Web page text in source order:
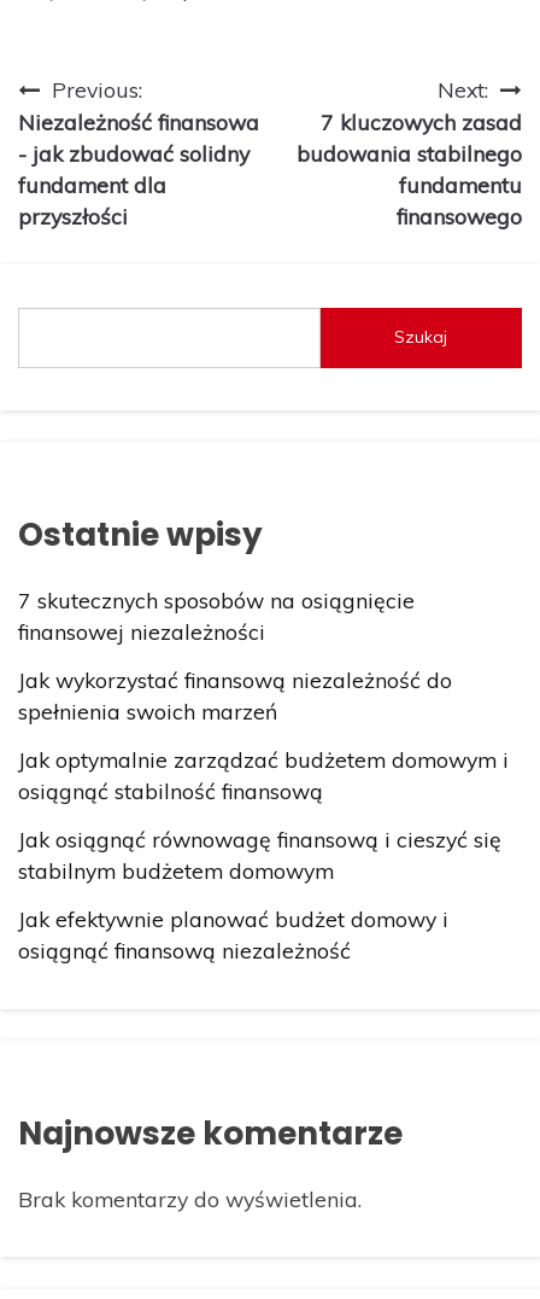
Nawigacja
wpisu
Previous:
Niezależność finansowa
- jak zbudować solidny
fundament dla
przyszłości
Next:
7 kluczowych zasad
budowania stabilnego
fundamentu
finansowego
Szukaj
Ostatnie wpisy
7 skutecznych sposobów na osiągnięcie
finansowej niezależności
Jak wykorzystać finansową niezależność do
spełnienia swoich marzeń
Jak optymalnie zarządzać budżetem domowym i
osiągnąć stabilność finansową
Jak osiągnąć równowagę finansową i cieszyć się
stabilnym budżetem domowym
Jak efektywnie planować budżet domowy i
osiągnąć finansową niezależność
Najnowsze komentarze
Brak komentarzy do wyświetlenia.